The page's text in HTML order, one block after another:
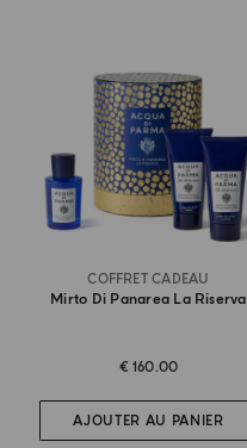
COFFRET CADEAU
Mirto Di Panarea La Riserva
€ 160.00
AJOUTER AU PANIER